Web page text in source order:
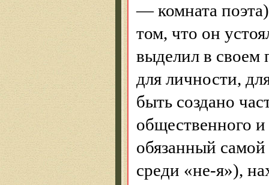
— комната
том, что он
выделил в своем
для личности,
быть создано
общественного
обязанный
среди «не-я»),